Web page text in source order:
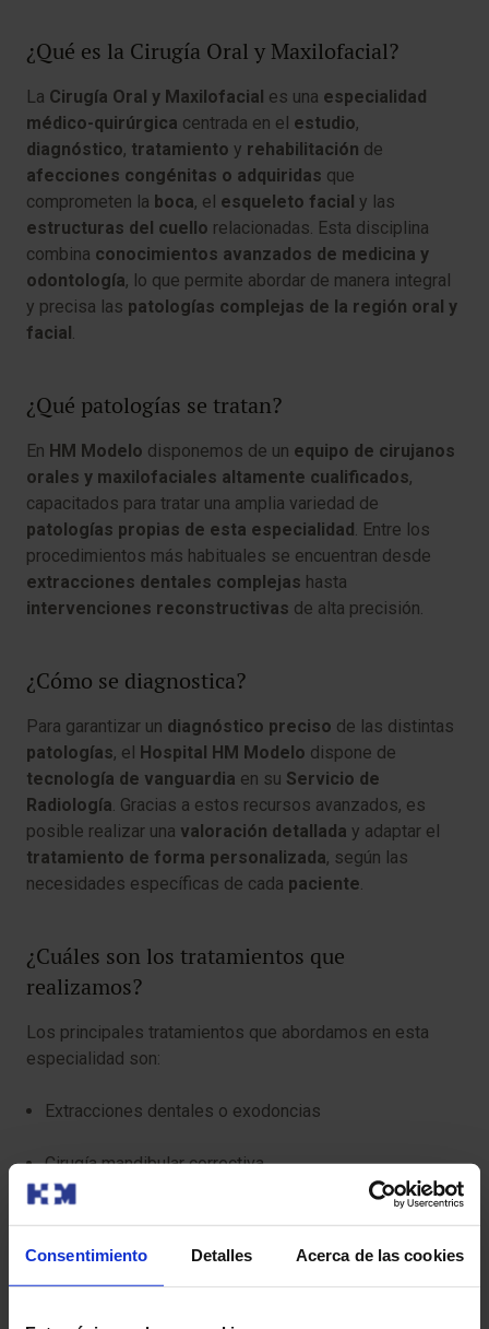
Consentimiento Detalles Acerca de las cookies
¿Qué es la Cirugía Oral y Maxilofacial?
La Cirugía Oral y Maxilofacial es una especialidad
médico-quirúrgica centrada en el estudio,
diagnóstico, tratamiento y rehabilitación de
afecciones congénitas o adquiridas que
comprometen la boca, el esqueleto facial y las
estructuras del cuello relacionadas. Esta disciplina
combina conocimientos avanzados de medicina y
odontología, lo que permite abordar de manera integral
y precisa las patologías complejas de la región oral y
facial.
¿Qué patologías se tratan?
En HM Modelo disponemos de un equipo de cirujanos
orales y maxilofaciales altamente cualificados,
capacitados para tratar una amplia variedad de
patologías propias de esta especialidad. Entre los
procedimientos más habituales se encuentran desde
extracciones dentales complejas hasta
intervenciones reconstructivas de alta precisión.
¿Cómo se diagnostica?
Para garantizar un diagnóstico preciso de las distintas
patologías, el Hospital HM Modelo dispone de
tecnología de vanguardia en su Servicio de
Radiología. Gracias a estos recursos avanzados, es
posible realizar una valoración detallada y adaptar el
tratamiento de forma personalizada, según las
necesidades específicas de cada paciente.
¿Cuáles son los tratamientos que
realizamos?
Los principales tratamientos que abordamos en esta
especialidad son:
Extracciones dentales o exodoncias
Cirugía mandibular correctiva
Implantes dentales